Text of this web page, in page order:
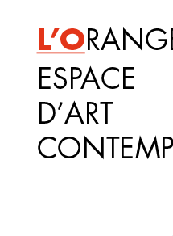
principal